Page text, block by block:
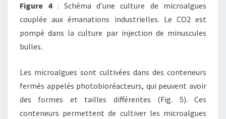
Figure 4: Schéma d’une culture de microalgues
couplée aux émanations industrielles. Le CO2 est
pompé dans la culture par injection de minuscules
bulles.
Les microalgues sont cultivées dans des conteneurs
fermés appelés photobioréacteurs, qui peuvent avoir
des formes et tailles différentes (Fig. 5). Ces
conteneurs permettent de cultiver les microalgues